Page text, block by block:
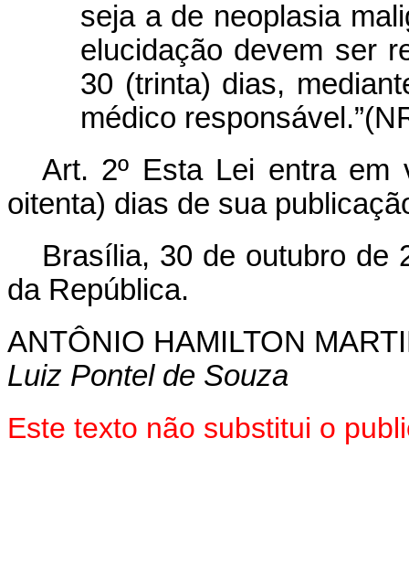
seja a de neoplasia
elucidação devem ser
30 (trinta) dias,
médico
Art. 2º Esta Lei entra em
oitenta) dias de sua
Brasília, 30 de outubro de
da República.
ANTÔNIO HAMILTON
Luiz Pontel de Souza
Este texto não substitui o